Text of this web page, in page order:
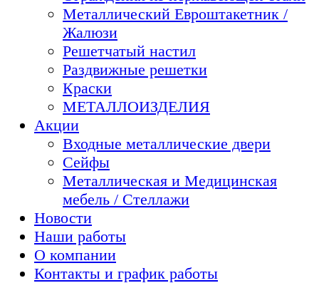
Металлический Евроштакетник /
Жалюзи
Решетчатый настил
Раздвижные решетки
Краски
МЕТАЛЛОИЗДЕЛИЯ
Акции
Входные металлические двери
Сейфы
Металлическая и Медицинская
мебель / Стеллажи
Новости
Наши работы
О компании
Контакты и график работы